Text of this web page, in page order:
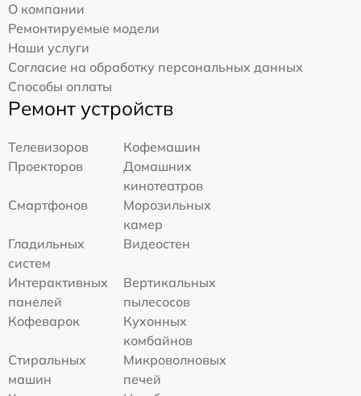
О компании
Ремонтируемые модели
Наши услуги
Согласие на обработку персональных данных
Способы оплаты
Ремонт устройств
Телевизоров
Кофемашин
Проекторов
Домашних
кинотеатров
Смартфонов
Морозильных
камер
Гладильных
систем
Видеостен
Интерактивных
панелей
Вертикальных
пылесосов
Кофеварок
Кухонных
комбайнов
Стиральных
машин
Микроволновых
печей